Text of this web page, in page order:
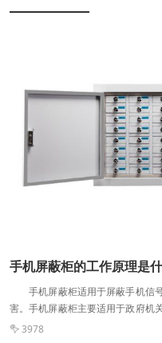
会不断的流动形成漩涡，而这个漩
损耗的，加上这种损耗信号就会
有时候我们为了增加屏蔽的效果
致屏蔽效能的降低，对屏蔽的效能
蔽体之间应该间隔开，以免外层屏
手机屏蔽柜的工作原理是
手机屏蔽柜适用于屏蔽手机信
害。手机屏蔽柜主要适用于政府机
图书馆、加油站、医疗机构等需要
 3978